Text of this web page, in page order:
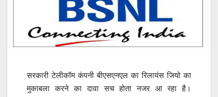
सरकारी टेलीकॉम कंपनी बीएसएनएल का रिलायंस जियो का
मुकाबला करने का दावा सच होता नजर आ रहा है।